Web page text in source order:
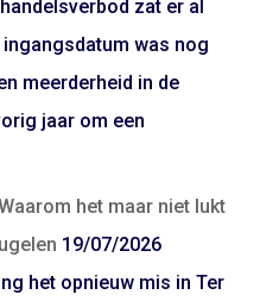
zat er al
was nog
meerderheid in de
jaar om een
het maar niet lukt
19/07/2026
het opnieuw mis in Ter